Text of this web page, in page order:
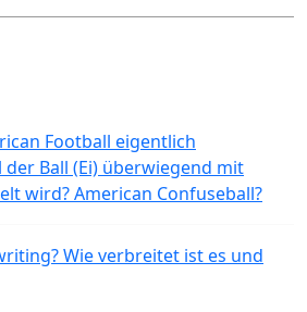
Football eigentlich
Ball (Ei) überwiegend mit
wird? American Confuseball?
Wie verbreitet ist es und